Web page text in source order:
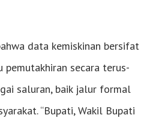
data kemiskinan bersifat
pemutakhiran secara terus-
saluran, baik jalur formal
“Bupati, Wakil Bupati